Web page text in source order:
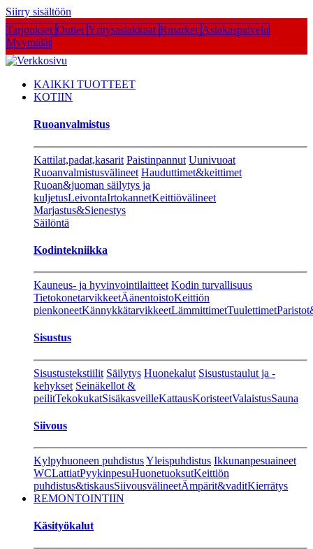
Siirry sisältöön
Tarjoukset Outlet Yritysasiakkaat Rmarket Asiakaspalvelu
Myymälät
KAIKKI TUOTTEET
KOTIIN
Ruoanvalmistus
Kattilat,padat,kasarit Paistinpannut Uunivuoat
Ruoanvalmistusvälineet Hauduttimet&keittimet
Ruoan&juoman säilytys ja
kuljetusLeivontaIrtokannetKeittiövälineet
Marjastus&Sienestys
Säilöntä
Kodintekniikka
Kauneus- ja hyvinvointilaitteet Kodin turvallisuus
TietokonetarvikkeetÄänentoistoKeittiön
pienkoneetKännykkätarvikkeetLämmittimetTuulettimet
Sisustus
Sisustustekstiilit Säilytys Huonekalut Sisustustaulut ja -
kehykset Seinäkellot &
peilitTekokukatSisäkasveilleKattausKoristeetValaistusSauna
Siivous
Kylpyhuoneen puhdistusYleispuhdistus Ikkunanpesuaineet
WCLattiatPyykinpesuHuonetuoksutKeittiön
puhdistus&tiskausSiivousvälineetÄmpärit&vaditKierrätys
REMONTOINTIIN
Käsityökalut